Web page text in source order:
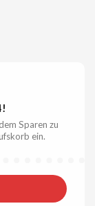
Sparen zu
ein.